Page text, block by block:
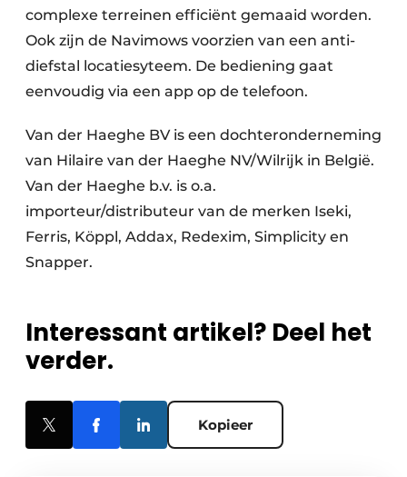
complexe terreinen efficiënt gemaaid worden.
Ook zijn de Navimows voorzien van een anti-
diefstal locatiesyteem. De bediening gaat
eenvoudig via een app op de telefoon.
Van der Haeghe BV is een dochteronderneming
van Hilaire van der Haeghe NV/Wilrijk in België.
Van der Haeghe b.v. is o.a.
importeur/distributeur van de merken Iseki,
Ferris, Köppl, Addax, Redexim, Simplicity en
Snapper.
Interessant artikel? Deel het
verder.
Kopieer